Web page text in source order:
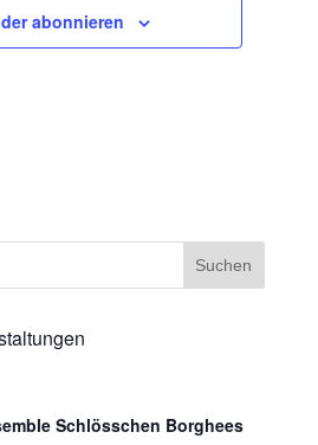
abonnieren
Schlösschen Borghees